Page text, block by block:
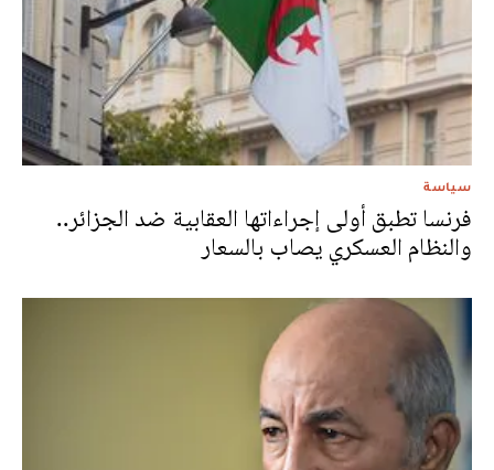
سياسة
فرنسا تطبق أولى إجراءاتها العقابية ضد الجزائر..
والنظام العسكري يصاب بالسعار